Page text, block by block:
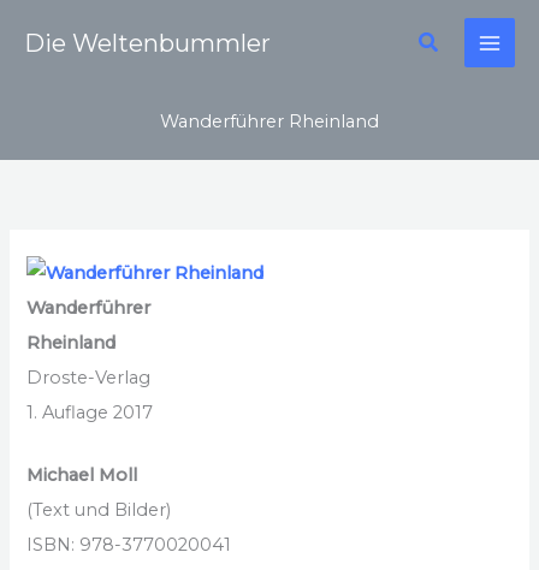
InhaltDie Weltenbummler Suchen
Wanderführer Rheinland
Wanderführer
Rheinland
Droste-Verlag
1. Auflage 2017
Michael Moll
(Text und Bilder)
ISBN: 978-3770020041